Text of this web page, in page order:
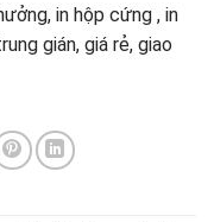
in hộp cứng , in
gián, giá rẻ, giao